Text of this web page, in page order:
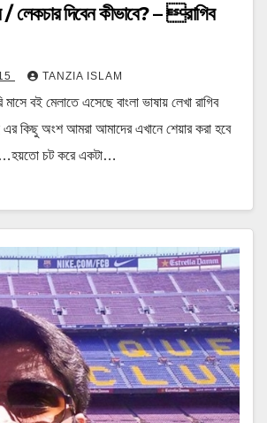
/ লেকচার দিবেন কীভাবে? – রাগিব
TANZIA ISLAM
বই মেলাতে এসেছে বাংলা ভাষায় লেখা রাগিব
এর কিছু অংশ আমরা আমাদের এখানে শেয়ার করা হবে
চট করে একটা…